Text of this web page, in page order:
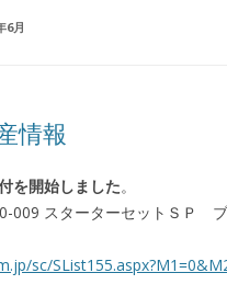
6月
情報
を開始しました。
009 スターターセットＳＰ
sc/